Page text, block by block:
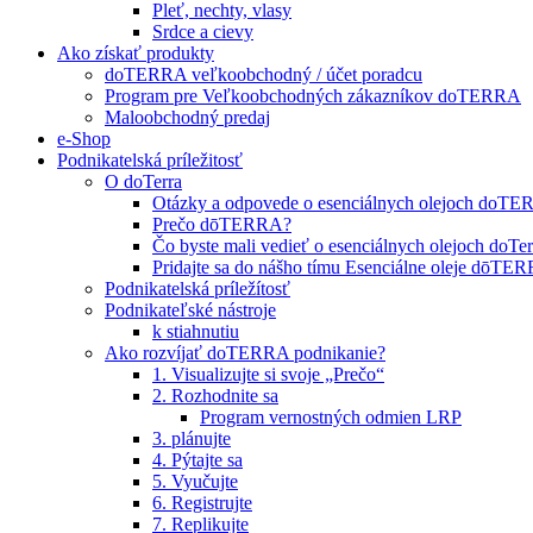
Pleť, nechty, vlasy
Srdce a cievy
Ako získať produkty
doTERRA veľkoobchodný / účet poradcu
Program pre Veľkoobchodných zákazníkov doTERRA
Maloobchodný predaj
e-Shop
Podnikatelská príležitosť
O doTerra
Otázky a odpovede o esenciálnych olejoch
Prečo dōTERRA?
Čo byste mali vedieť o esenciálnych olejoch
Pridajte sa do nášho tímu Esenciálne oleje
Podnikatelská príležítosť
Podnikateľské nástroje
k stiahnutiu
Ako rozvíjať doTERRA podnikanie?
1. Visualizujte si svoje „Prečo“
2. Rozhodnite sa
Program vernostných odmien LRP
3. plánujte
4. Pýtajte sa
5. Vyučujte
6. Registrujte
7. Replikujte